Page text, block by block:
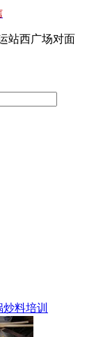
站西广场对面
炒料培训